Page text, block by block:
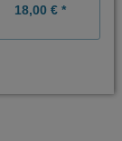
18,00 € *